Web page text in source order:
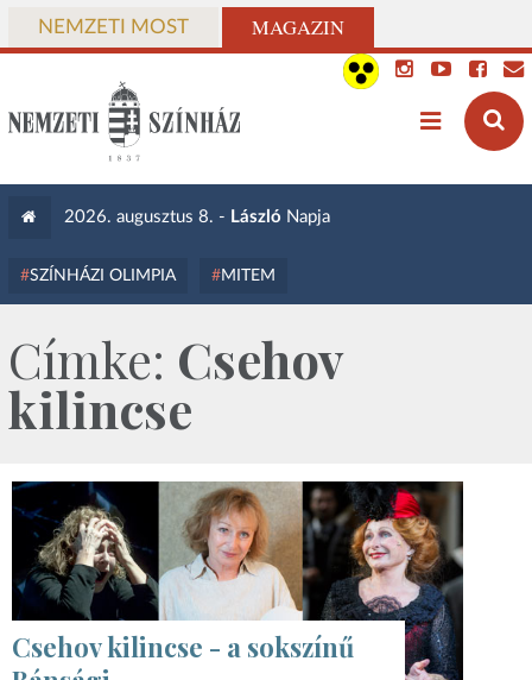
NEMZETI MOST MAGAZIN
2026. augusztus 8. - László Napja
SZÍNHÁZI OLIMPIA MITEM
Címke: Csehov
kilincse
Csehov kilincse - a sokszínű